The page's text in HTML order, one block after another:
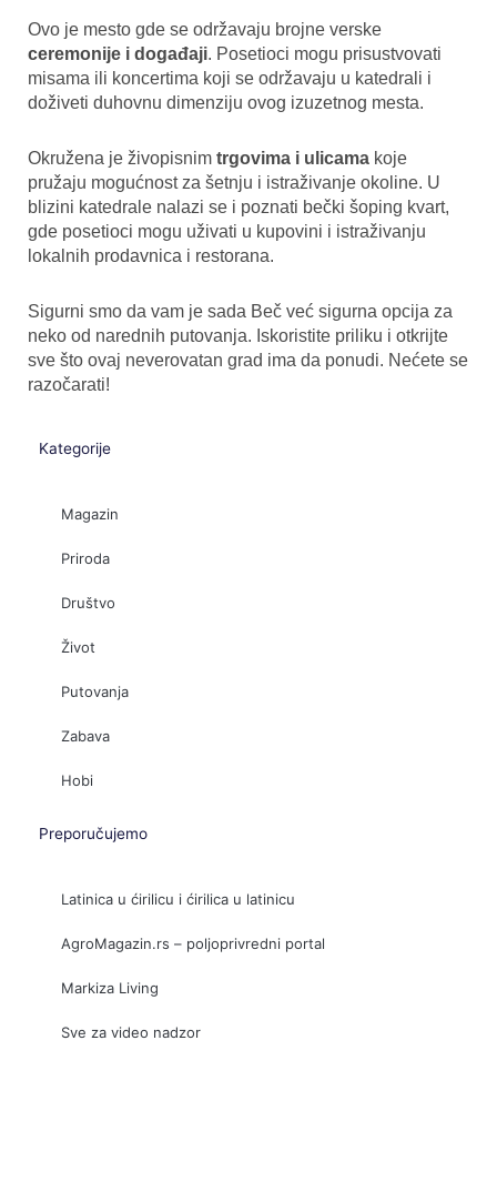
Ovo je mesto gde se održavaju brojne verske
ceremonije i događaji. Posetioci mogu prisustvovati
misama ili koncertima koji se održavaju u katedrali i
doživeti duhovnu dimenziju ovog izuzetnog mesta.
Okružena je živopisnim trgovima i ulicama koje
pružaju mogućnost za šetnju i istraživanje okoline. U
blizini katedrale nalazi se i poznati bečki šoping kvart,
gde posetioci mogu uživati u kupovini i istraživanju
lokalnih prodavnica i restorana.
Sigurni smo da vam je sada Beč već sigurna opcija za
neko od narednih putovanja. Iskoristite priliku i otkrijte
sve što ovaj neverovatan grad ima da ponudi. Nećete se
razočarati!
Kategorije
Magazin
Priroda
Društvo
Život
Putovanja
Zabava
Hobi
Preporučujemo
Latinica u ćirilicu i ćirilica u latinicu
AgroMagazin.rs – poljoprivredni portal
Markiza Living
Sve za video nadzor